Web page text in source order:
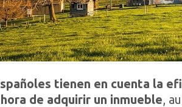
tienen en cuenta la
de adquirir un inmueble,